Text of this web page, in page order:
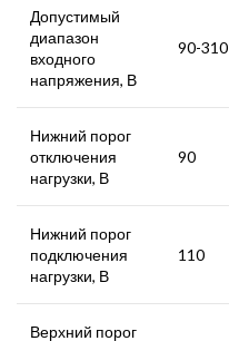
Допустимый
диапазон
входного
напряжения, В
90-310
Нижний порог
отключения
нагрузки, В
90
Нижний порог
подключения
нагрузки, В
110
Верхний порог